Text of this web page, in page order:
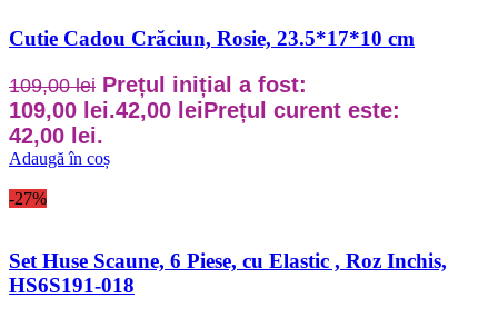
Cutie Cadou Crăciun, Rosie, 23.5*17*10 cm
109,00lei Prețul inițial a fost:
109,00 lei.42,00 leiPrețul curent este:
42,00 lei.
Adaugă în coș
-27%
Set Huse Scaune, 6 Piese, cu Elastic , Roz Inchis,
HS6S191-018